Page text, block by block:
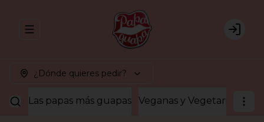
Abrir menu de navegación Login
¿Dónde quieres pedir?
Las papas más guapas Veganas y Vegetarianas